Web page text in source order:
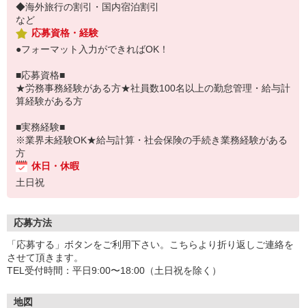
◆海外旅行の割引・国内宿泊割引
など
応募資格・経験
●フォーマット入力ができればOK！
■応募資格■
★労務事務経験がある方★社員数100名以上の勤怠管理・給与計
算経験がある方
■実務経験■
※業界未経験OK★給与計算・社会保険の手続き業務経験がある
方
休日・休暇
土日祝
応募方法
「応募する」ボタンをご利用下さい。こちらより折り返しご連絡を
させて頂きます。
TEL受付時間：平日9:00〜18:00（土日祝を除く）
地図